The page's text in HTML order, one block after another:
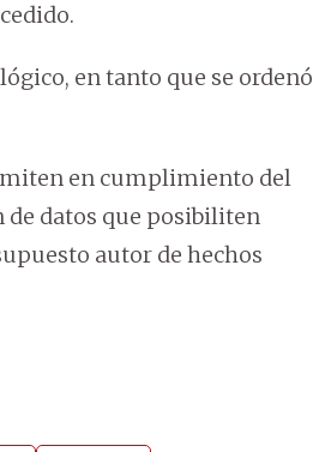
en tanto que se ordenó
en cumplimiento del
de datos que posibiliten
autor de hechos